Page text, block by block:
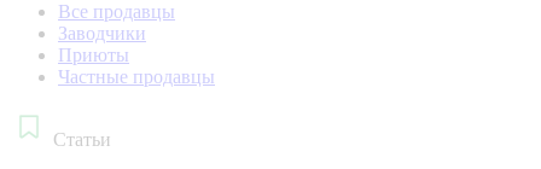
Все продавцы
Заводчики
Приюты
Частные продавцы
Статьи